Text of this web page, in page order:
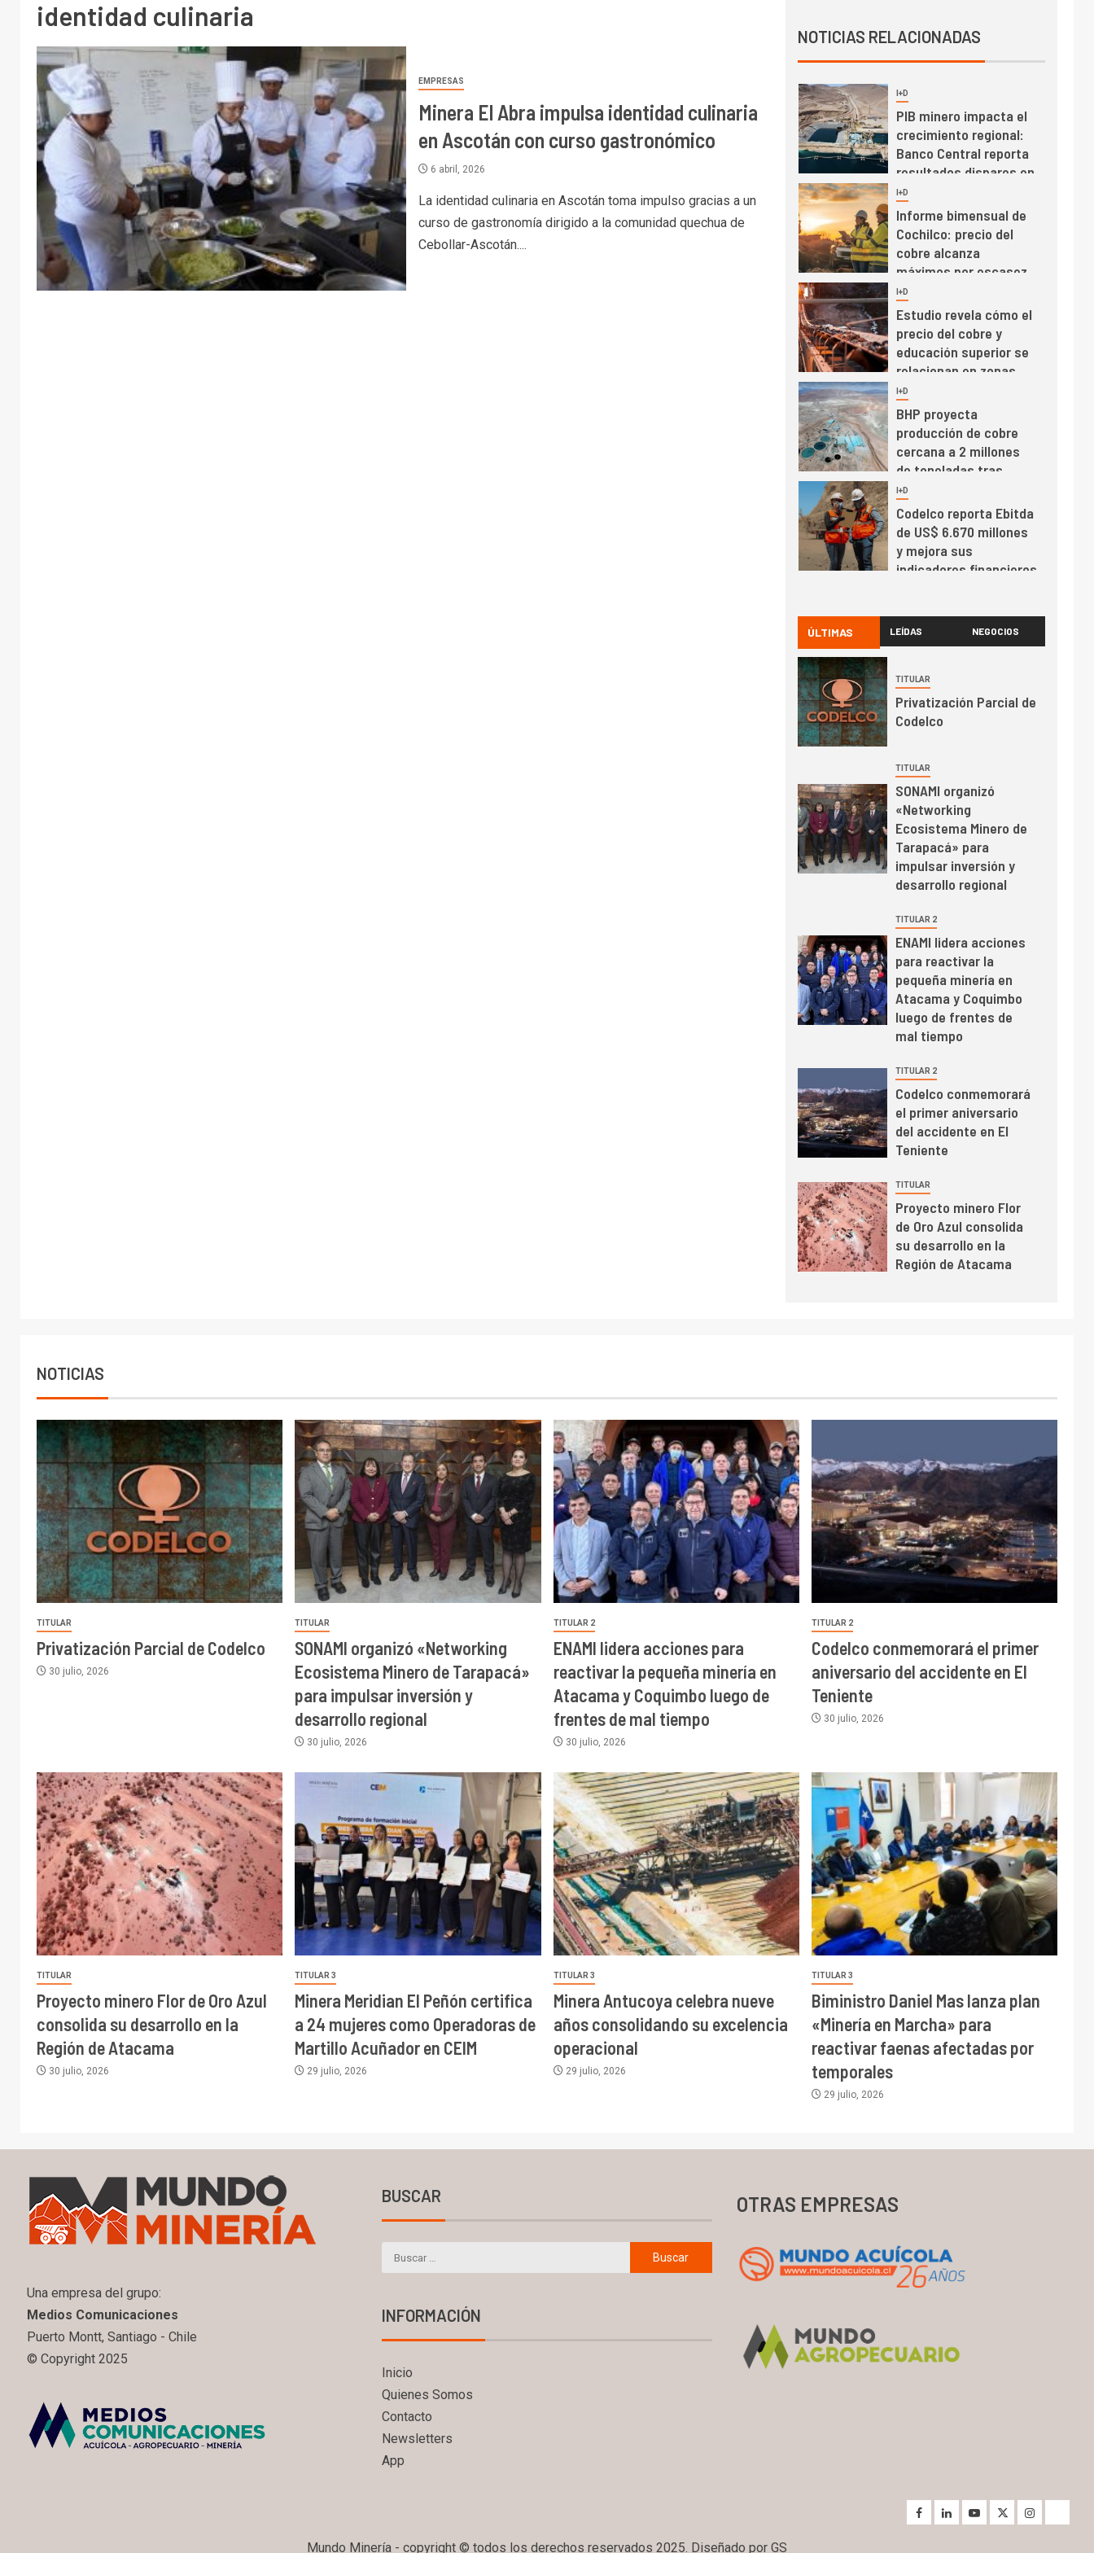
identidad culinaria
EMPRESAS
Minera El Abra impulsa identidad culinaria
en Ascotán con curso gastronómico
6 abril, 2026
La identidad culinaria en Ascotán toma impulso gracias a un
curso de gastronomía dirigido a la comunidad quechua de
Cebollar-Ascotán....
NOTICIAS RELACIONADAS
mayo de 2026 cae
10,6%
3 I+D
PIB minero impacta el
crecimiento regional:
Banco Central reporta
resultados dispares en
el primer trimestre
4 I+D
Informe bimensual de
Cochilco: precio del
cobre alcanza
máximos por escasez
de concentrados
5 I+D
Estudio revela cómo el
precio del cobre y
educación superior se
relacionan en zonas
mineras
6 I+D
BHP proyecta
producción de cobre
cercana a 2 millones
de toneladas tras
récord en Escondida
I+D
Codelco reporta Ebitda
de US$ 6.670 millones
y mejora sus
indicadores financieros
Codelco Ventanas
prueba camión 100%
eléctrico para
Puerto de San Antonio
2
Producción minera en
3 I+D
PIB minero impacta el
crecimiento regional:
Banco Central reporta
resultados dispares en
el primer trimestre
I+D
Cochilco: precio del
cobre alcanza
máximos por escasez
de concentrados
5 I+D
Estudio revela cómo el
precio del cobre y
educación superior se
relacionan en zonas
mineras
6
BHP proyecta
producción de cobre
cercana a 2 millones
récord en Escondida
7 I+D
Codelco reporta Ebitda
de US$ 6.670 millones
y mejora sus
indicadores financieros
ÚLTIMAS LEÍDAS NEGOCIOS
TITULAR
Privatización Parcial de
Codelco
TITULAR
SONAMI organizó
«Networking
Ecosistema Minero de
Tarapacá» para
impulsar inversión y
desarrollo regional
TITULAR 2
ENAMI lidera acciones
para reactivar la
pequeña minería en
Atacama y Coquimbo
luego de frentes de
mal tiempo
TITULAR 2
Codelco conmemorará
el primer aniversario
del accidente en El
Teniente
TITULAR
Proyecto minero Flor
de Oro Azul consolida
su desarrollo en la
Región de Atacama
NOTICIAS
TITULAR
Privatización Parcial de Codelco
30 julio, 2026
TITULAR
SONAMI organizó «Networking
Ecosistema Minero de Tarapacá»
para impulsar inversión y
desarrollo regional
30 julio, 2026
TITULAR 2
ENAMI lidera acciones para
reactivar la pequeña minería en
Atacama y Coquimbo luego de
frentes de mal tiempo
30 julio, 2026
TITULAR 2
Codelco conmemorará el primer
aniversario del accidente en El
Teniente
30 julio, 2026
TITULAR
Proyecto minero Flor de Oro Azul
consolida su desarrollo en la
Región de Atacama
30 julio, 2026
TITULAR 3
Minera Meridian El Peñón certifica
a 24 mujeres como Operadoras de
Martillo Acuñador en CEIM
29 julio, 2026
TITULAR 3
Minera Antucoya celebra nueve
años consolidando su excelencia
operacional
29 julio, 2026
TITULAR 3
Biministro Daniel Mas lanza plan
«Minería en Marcha» para
reactivar faenas afectadas por
temporales
29 julio, 2026
Una empresa del grupo:
Medios Comunicaciones
Puerto Montt, Santiago - Chile
© Copyright 2025
BUSCAR
INFORMACIÓN
Inicio
Quienes Somos
Contacto
Newsletters
App
OTRAS EMPRESAS
Mundo Minería - copyright © todos los derechos reservados 2025. Diseñado por GS